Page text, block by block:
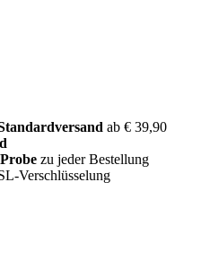
ab € 39,90
zu jeder Bestellung
Verschlüsselung